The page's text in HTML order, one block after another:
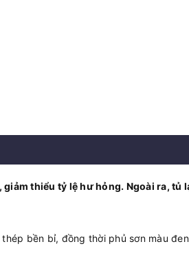
thiểu tỷ lệ hư hỏng. Ngoài ra, tủ
bền bỉ, đồng thời phủ sơn màu